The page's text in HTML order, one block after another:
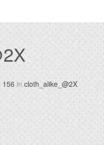
156 incloth_alike_@2X